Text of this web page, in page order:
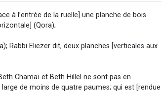
à l’entrée de la ruelle] une planche de bois
(Qora);
Rabbi Eliezer dit, deux planches [verticales aux
Chamaï et Beth Hillel ne sont pas en
de moins de quatre paumes; qui est [rendue